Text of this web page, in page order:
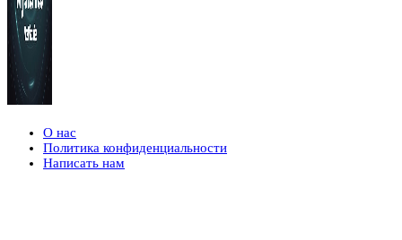
О нас
Политика конфиденциальности
Написать нам